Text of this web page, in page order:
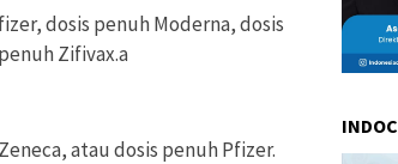
dosis penuh Moderna, dosis
Zifivax.a
atau dosis penuh Pfizer.